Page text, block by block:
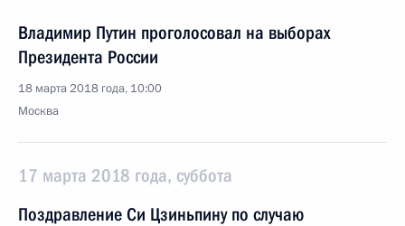
Владимир Путин проголосовал на выборах
Президента России
18 марта 2018 года, 10:00
Москва
17 марта 2018 года, суббота
Поздравление Си Цзиньпину по случаю